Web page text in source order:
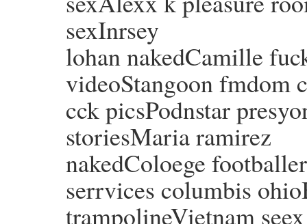
sexInrsey
lohan nakedCamille
videoStangoon fmdom
cck picsPodnstar
storiesMaria ramirez
nakedColoege
serrvices columbis
trampolineVietnam